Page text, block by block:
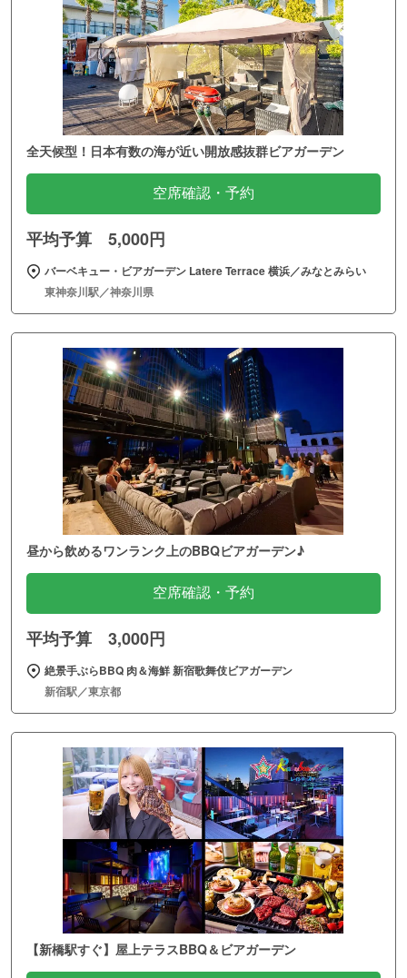
全天候型！日本有数の海が近い開放感抜群ビアガーデン
空席確認・予約
平均予算 5,000円
バーベキュー・ビアガーデン Latere Terrace 横浜／みなとみらい
東神奈川駅／神奈川県
昼から飲めるワンランク上のBBQビアガーデン♪
空席確認・予約
平均予算 3,000円
絶景手ぶらBBQ 肉＆海鮮 新宿歌舞伎ビアガーデン
新宿駅／東京都
【新橋駅すぐ】屋上テラスBBQ＆ビアガーデン